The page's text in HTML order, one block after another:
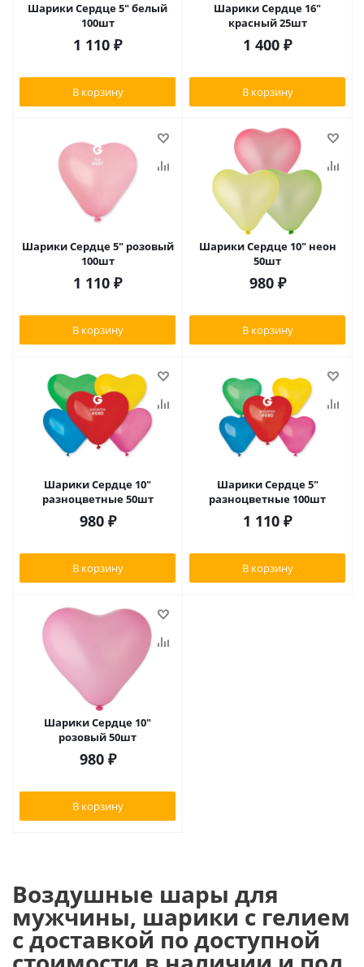
Шарики Сердце 5" белый
100шт
1 110 ₽
В корзину
Шарики Сердце 16"
красный 25шт
1 400 ₽
В корзину
Шарики Сердце 5" розовый
100шт
1 110 ₽
В корзину
Шарики Сердце 10" неон
50шт
980₽
В корзину
Шарики Сердце 10"
разноцветные 50шт
980₽
В корзину
Шарики Сердце 5"
разноцветные 100шт
1 110 ₽
В корзину
Шарики Сердце 10"
розовый 50шт
980₽
В корзину
Воздушные шары для
мужчины, шарики с гелием
с доставкой по доступной